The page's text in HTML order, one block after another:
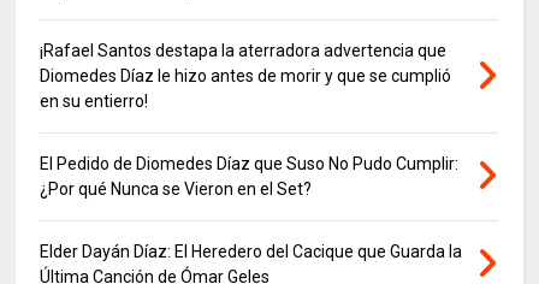
¡Rafael Santos destapa la aterradora advertencia que
Diomedes Díaz le hizo antes de morir y que se cumplió
en su entierro!
El Pedido de Diomedes Díaz que Suso No Pudo Cumplir:
¿Por qué Nunca se Vieron en el Set?
Elder Dayán Díaz: El Heredero del Cacique que Guarda la
Última Canción de Ómar Geles